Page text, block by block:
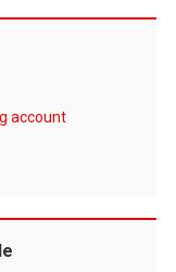
account